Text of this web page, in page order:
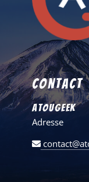
Contact
AtouGeek
Adresse